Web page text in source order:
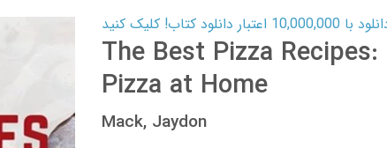
کتاب! کلیک کنید
The Best Pizza
Pizza at Home
Mack, Jaydon